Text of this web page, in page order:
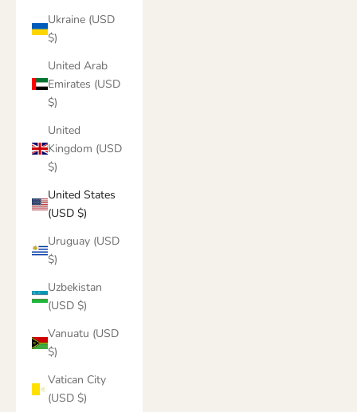
Ukraine (USD
$)
United Arab
Emirates (USD
$)
United
Kingdom (USD
$)
United States
(USD $)
Uruguay (USD
$)
Uzbekistan
(USD $)
Vanuatu (USD
$)
Vatican City
(USD $)